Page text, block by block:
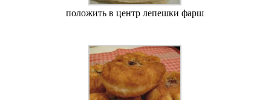
положить в центр лепешки фарш